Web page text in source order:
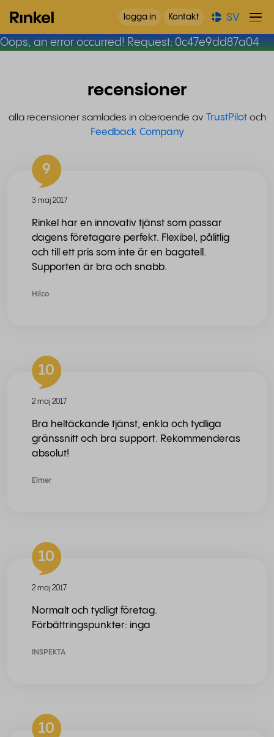
logga in Kontakt SV
Oops, an error occurred! Request: 0c47e9dd87a04
recensioner
alla recensioner samlades in oberoende av TrustPilotoch
Feedback Company
9
3 maj 2017
Rinkel har en innovativ tjänst som passar
dagens företagare perfekt. Flexibel, pålitlig
och till ett pris som inte är en bagatell.
Supporten är bra och snabb.
Hilco
10
2 maj 2017
Bra heltäckande tjänst, enkla och tydliga
gränssnitt och bra support. Rekommenderas
absolut!
Elmer
10
2 maj 2017
Normalt och tydligt företag.
Förbättringspunkter: inga
INSPEKTA
10